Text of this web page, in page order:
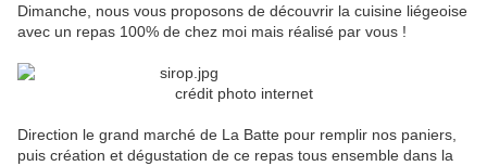
Dimanche, nous vous proposons de découvrir la cuisine liégeoise
avec un repas 100% de chez moi mais réalisé par vous !
crédit photo internet
Direction le grand marché de La Batte pour remplir nos paniers,
puis création et dégustation de ce repas tous ensemble dans la